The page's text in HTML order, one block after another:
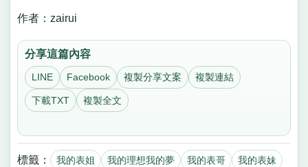
作者：zairui
分享這篇內容
LINE Facebook 複製分享文案 複製連結
下載TXT 複製全文
標籤： 我的表姐 我的理想我的夢 我的表哥
我的表妹